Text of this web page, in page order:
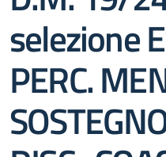
selezione
PERC.